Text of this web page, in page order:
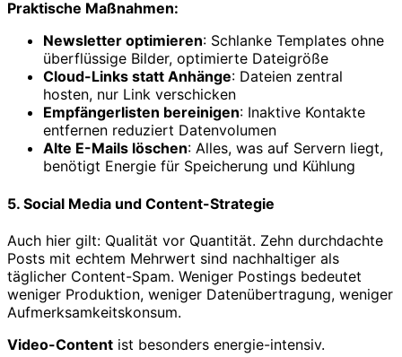
Praktische Maßnahmen:
Newsletter optimieren: Schlanke Templates ohne
überflüssige Bilder, optimierte Dateigröße
Cloud-Links statt Anhänge: Dateien zentral
hosten, nur Link verschicken
Empfängerlisten bereinigen: Inaktive Kontakte
entfernen reduziert Datenvolumen
Alte E-Mails löschen: Alles, was auf Servern liegt,
benötigt Energie für Speicherung und Kühlung
5. Social Media und Content-Strategie
Auch hier gilt: Qualität vor Quantität. Zehn durchdachte
Posts mit echtem Mehrwert sind nachhaltiger als
täglicher Content-Spam. Weniger Postings bedeutet
weniger Produktion, weniger Datenübertragung, weniger
Aufmerksamkeitskonsum.
Video-Content ist besonders energie-intensiv.